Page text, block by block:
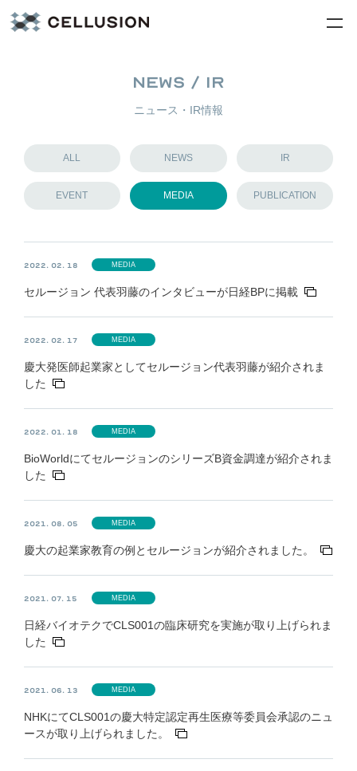
NEWS / IR
ニュース・IR情報
ALL NEWS IR
EVENT MEDIA PUBLICATION
2022. 02. 18 MEDIA
セルージョン 代表羽藤のインタビューが日経BPに掲載
2022. 02. 17 MEDIA
慶大発医師起業家としてセルージョン代表羽藤が紹介されま
した
2022. 01. 18 MEDIA
BioWorldにてセルージョンのシリーズB資金調達が紹介されま
した
2021. 08. 05 MEDIA
慶大の起業家教育の例とセルージョンが紹介されました。
2021. 07. 15 MEDIA
日経バイオテクでCLS001の臨床研究を実施が取り上げられま
した
2021. 06. 13 MEDIA
NHKにてCLS001の慶大特定認定再生医療等委員会承認のニュ
ースが取り上げられました。